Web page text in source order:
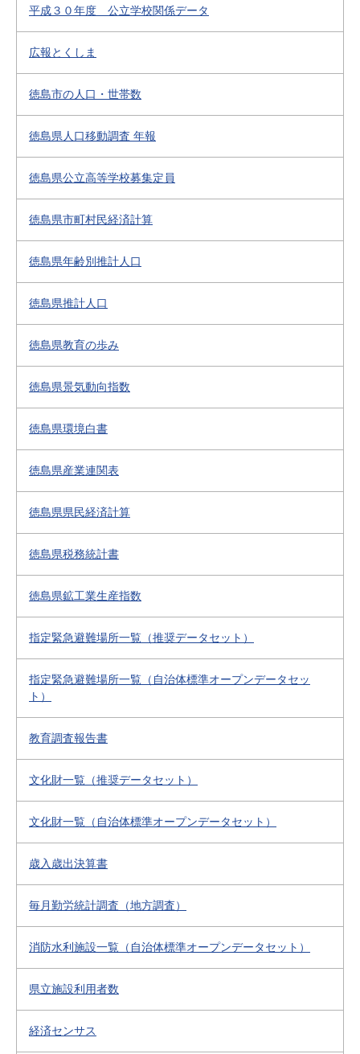
平成３０年度 公立学校関係データ
広報とくしま
徳島市の人口・世帯数
徳島県人口移動調査 年報
徳島県公立高等学校募集定員
徳島県市町村民経済計算
徳島県年齢別推計人口
徳島県推計人口
徳島県教育の歩み
徳島県景気動向指数
徳島県環境白書
徳島県産業連関表
徳島県県民経済計算
徳島県税務統計書
徳島県鉱工業生産指数
指定緊急避難場所一覧（推奨データセット）
指定緊急避難場所一覧（自治体標準オープンデータセッ
ト）
教育調査報告書
文化財一覧（推奨データセット）
文化財一覧（自治体標準オープンデータセット）
歳入歳出決算書
毎月勤労統計調査（地方調査）
消防水利施設一覧（自治体標準オープンデータセット）
県立施設利用者数
経済センサス